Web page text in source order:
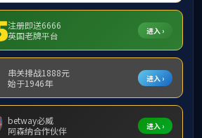
首页 关闭此页